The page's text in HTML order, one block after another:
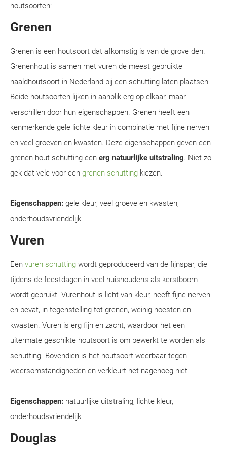
houtsoorten:
Grenen
Grenen is een houtsoort dat afkomstig is van de grove den.
Grenenhout is samen met vuren de meest gebruikte
naaldhoutsoort in Nederland bij een schutting laten plaatsen.
Beide houtsoorten lijken in aanblik erg op elkaar, maar
verschillen door hun eigenschappen. Grenen heeft een
kenmerkende gele lichte kleur in combinatie met fijne nerven
en veel groeven en kwasten. Deze eigenschappen geven een
grenen hout schutting een erg natuurlijke uitstraling. Niet zo
gek dat vele voor een grenen schutting kiezen.
Eigenschappen: gele kleur, veel groeve en kwasten,
onderhoudsvriendelijk.
Vuren
Een vuren schutting wordt geproduceerd van de fijnspar, die
tijdens de feestdagen in veel huishoudens als kerstboom
wordt gebruikt. Vurenhout is licht van kleur, heeft fijne nerven
en bevat, in tegenstelling tot grenen, weinig noesten en
kwasten. Vuren is erg fijn en zacht, waardoor het een
uitermate geschikte houtsoort is om bewerkt te worden als
schutting. Bovendien is het houtsoort weerbaar tegen
weersomstandigheden en verkleurt het nagenoeg niet.
Eigenschappen: natuurlijke uitstraling, lichte kleur,
onderhoudsvriendelijk.
Douglas